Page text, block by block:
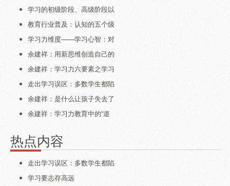
学习的初级阶段、高级阶段以
教育行业普及：认知的五个级
学习力维度——学习心智：对
余建祥：用新思维创造自己的
余建祥：学习力六要素之学习
走出学习误区：多数学生都陷
余建祥：是什么让孩子失去了
余建祥：学习力教育中的“道
热点内容
走出学习误区：多数学生都陷
学习要志存高远